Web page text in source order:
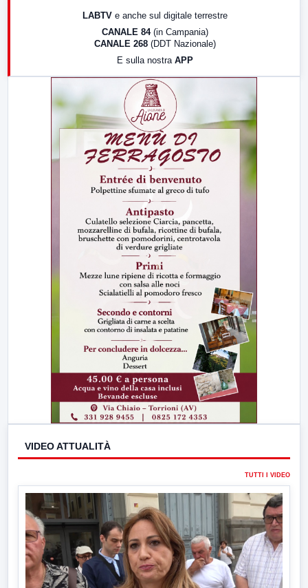
LABTV e anche sul digitale terrestre
CANALE 84 (in Campania)
CANALE 268 (DDT Nazionale)
E sulla nostra APP
VIDEO ATTUALITÀ
TUTTI I VIDEO